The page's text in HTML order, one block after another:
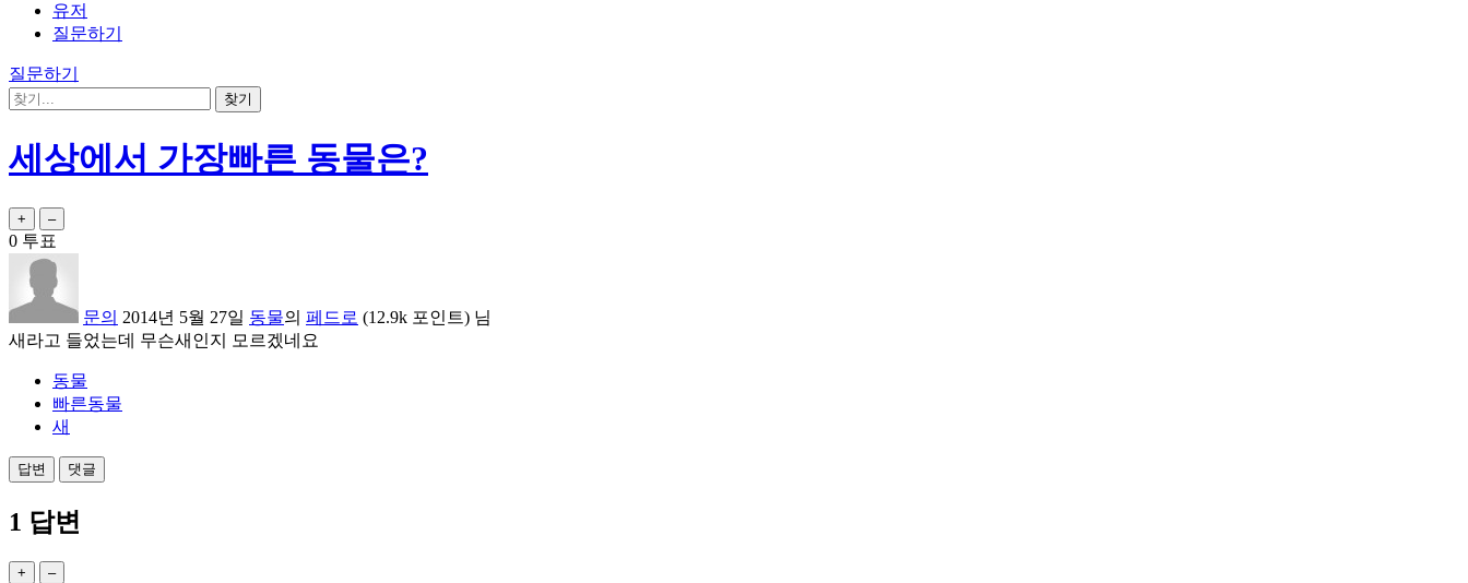
유저
질문하기
질문하기
세상에서 가장빠른 동물은?
0 투표
문의 2014년 5월 27일 동물의 페드로 (12.9k 포인트) 님
새라고 들었는데 무슨새인지 모르겠네요
동물
빠른동물
새
1 답변